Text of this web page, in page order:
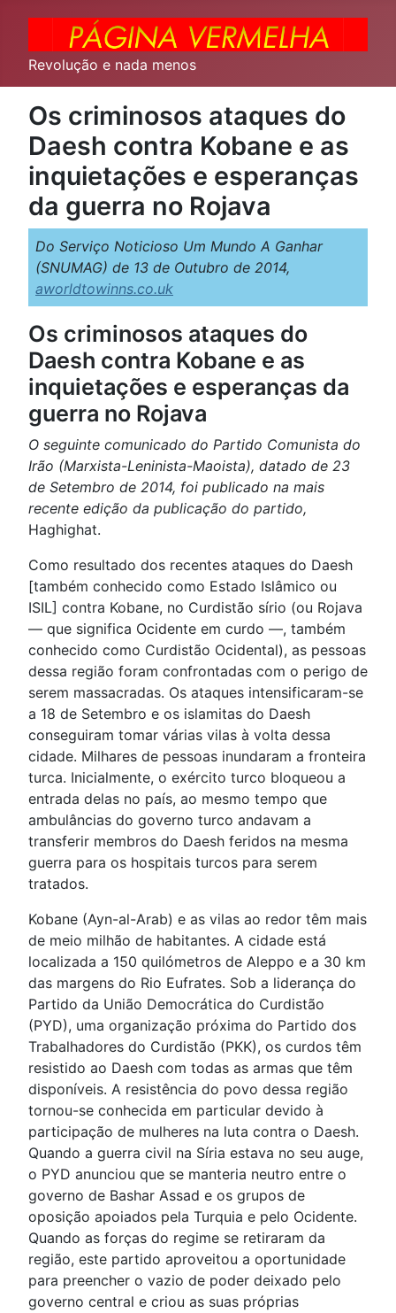
Revolução e nada menos
Os criminosos ataques do
Daesh contra Kobane e as
inquietações e esperanças
da guerra no Rojava
Do Serviço Noticioso Um Mundo A Ganhar
(SNUMAG) de 13 de Outubro de 2014,
aworldtowinns.co.uk
Os criminosos ataques do
Daesh contra Kobane e as
inquietações e esperanças da
guerra no Rojava
O seguinte comunicado do Partido Comunista do
Irão (Marxista-Leninista-Maoista), datado de 23
de Setembro de 2014, foi publicado na mais
recente edição da publicação do partido,
Haghighat.
Como resultado dos recentes ataques do Daesh
[também conhecido como Estado Islâmico ou
ISIL] contra Kobane, no Curdistão sírio (ou Rojava
— que significa Ocidente em curdo —, também
conhecido como Curdistão Ocidental), as pessoas
dessa região foram confrontadas com o perigo de
serem massacradas. Os ataques intensificaram-se
a 18 de Setembro e os islamitas do Daesh
conseguiram tomar várias vilas à volta dessa
cidade. Milhares de pessoas inundaram a fronteira
turca. Inicialmente, o exército turco bloqueou a
entrada delas no país, ao mesmo tempo que
ambulâncias do governo turco andavam a
transferir membros do Daesh feridos na mesma
guerra para os hospitais turcos para serem
tratados.
Kobane (Ayn-al-Arab) e as vilas ao redor têm mais
de meio milhão de habitantes. A cidade está
localizada a 150 quilómetros de Aleppo e a 30 km
das margens do Rio Eufrates. Sob a liderança do
Partido da União Democrática do Curdistão
(PYD), uma organização próxima do Partido dos
Trabalhadores do Curdistão (PKK), os curdos têm
resistido ao Daesh com todas as armas que têm
disponíveis. A resistência do povo dessa região
tornou-se conhecida em particular devido à
participação de mulheres na luta contra o Daesh.
Quando a guerra civil na Síria estava no seu auge,
o PYD anunciou que se manteria neutro entre o
governo de Bashar Assad e os grupos de
oposição apoiados pela Turquia e pelo Ocidente.
Quando as forças do regime se retiraram da
região, este partido aproveitou a oportunidade
para preencher o vazio de poder deixado pelo
governo central e criou as suas próprias